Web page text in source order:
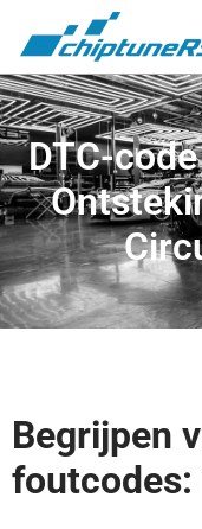
DTC-
Begrijpen
foutcodes: